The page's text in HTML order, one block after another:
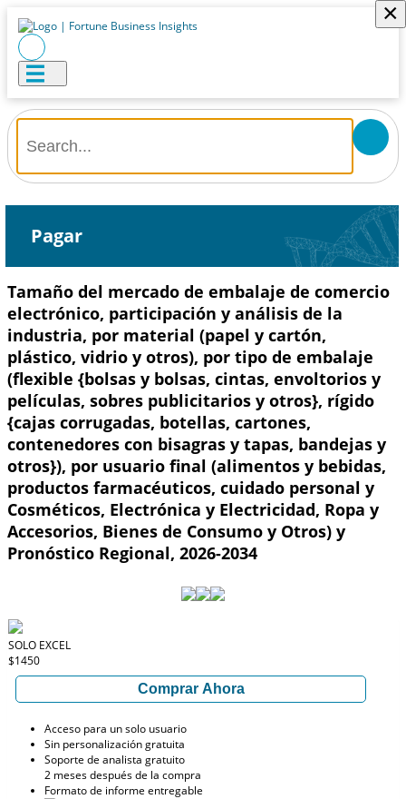
×
Pagar
Tamaño del mercado de embalaje de comercio
electrónico, participación y análisis de la
industria, por material (papel y cartón,
plástico, vidrio y otros), por tipo de embalaje
(flexible {bolsas y bolsas, cintas, envoltorios y
películas, sobres publicitarios y otros}, rígido
{cajas corrugadas, botellas, cartones,
contenedores con bisagras y tapas, bandejas y
otros}), por usuario final (alimentos y bebidas,
productos farmacéuticos, cuidado personal y
Cosméticos, Electrónica y Electricidad, Ropa y
Accesorios, Bienes de Consumo y Otros) y
Pronóstico Regional, 2026-2034
SOLO EXCEL
$1450
Comprar Ahora
Acceso para un solo usuario
Sin personalización gratuita
Soporte de analista gratuito
2 meses después de la compra
Formato de informe entregable